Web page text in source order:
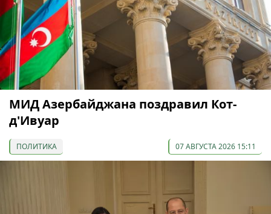
МИД Азербайджана поздравил Кот-
д'Ивуар
ПОЛИТИКА 07 АВГУСТА 2026 15:11